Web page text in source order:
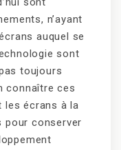
n’ayant
auquel se
sont
toujours
connaître ces
les écrans à la
pour conserver